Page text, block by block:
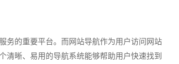
务的重要平台。而网站导航作为用户访问网站
清晰、易用的导航系统能够帮助用户快速找到